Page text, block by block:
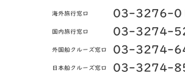
海外旅行窓口 03-3276-
国内旅行窓口 03-3274-
外国船クルーズ窓口 03-3274-
日本船クルーズ窓口 03-3274-